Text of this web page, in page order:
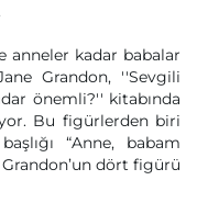
anneler kadar babalar
Grandon, ''Sevgili
önemli?'' kitabında
Bu figürlerden biri
“Anne, babam
Grandon’un dört figürü